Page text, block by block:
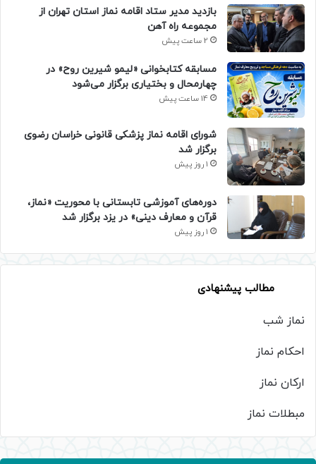
بازدید مدیر ستاد اقامه نماز استان تهران از
مجموعه راه آهن
2 ساعت پیش
مسابقه کتابخوانی «لیمو شیرین روح» در
چهارمحال و بختیاری برگزار می‌شود
14 ساعت پیش
شورای اقامه نماز پزشکی قانونی خراسان رضوی
برگزار شد
1 روز پیش
دوره‌های آموزشی تابستانی با محوریت «نماز،
قرآن و معارف دینی» در یزد برگزار شد
1 روز پیش
مطالب پیشنهادی
نماز شب
احکام نماز
ارکان نماز
مبطلات نماز